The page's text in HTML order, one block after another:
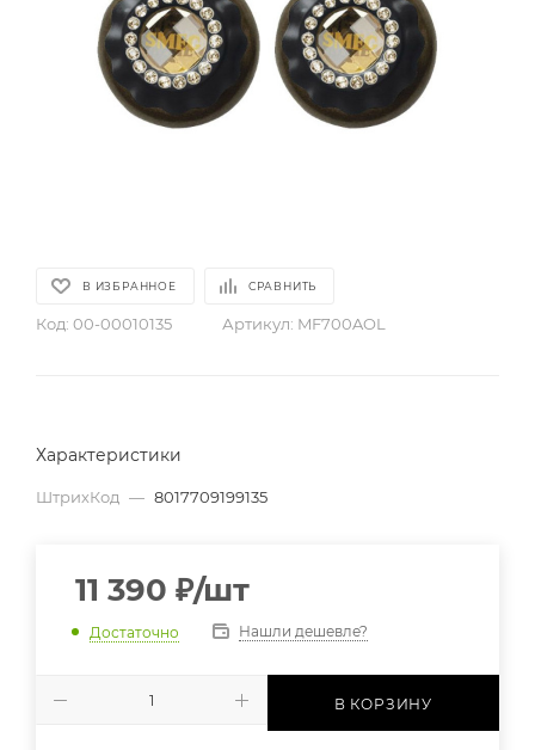
В ИЗБРАННОЕ СРАВНИТЬ
Код: 00-00010135 Артикул: MF700AOL
Характеристики
ШтрихКод — 8017709199135
11 390 ₽/шт
Достаточно Нашли дешевле?
В КОРЗИНУ